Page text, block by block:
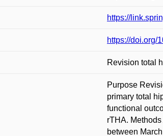
https://
https://doi.org/
Revision total
Purpose
primary total
functional
rTHA.
between